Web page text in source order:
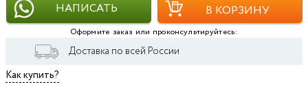
НАПИСАТЬ В КОРЗИНУ
Оформите заказ или проконсультируйтесь:
Доставка по всей России
Как купить?